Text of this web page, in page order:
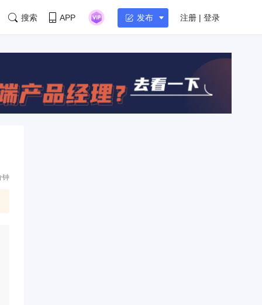
搜索 APP 发布 注册 | 登录
钟